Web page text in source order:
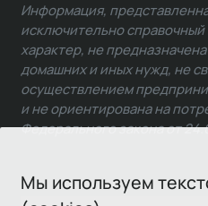
Мы используем
Информация,
исключительно
характер, не
домашних и иных нужд, не
осуществлением
и не ориентирована на
Федерального закона от